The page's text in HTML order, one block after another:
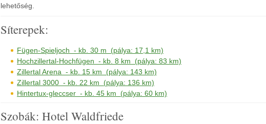
lehetőség.
Síterepek:
Fügen-Spieljoch - kb. 30 m (pálya: 17,1 km)
Hochzillertal-Hochfügen - kb. 8 km (pálya: 83 km)
Zillertal Arena - kb. 15 km (pálya: 143 km)
Zillertal 3000 - kb. 22 km (pálya: 136 km)
Hintertux-gleccser - kb. 45 km (pálya: 60 km)
Szobák: Hotel Waldfriede